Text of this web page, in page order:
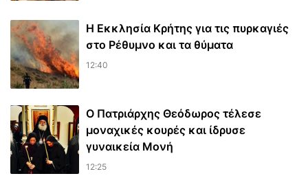
Η Εκκλησία Κρήτης για τις πυρκαγιές
στο Ρέθυμνο και τα θύματα
12:40
Ο Πατριάρχης Θεόδωρος τέλεσε
μοναχικές κουρές και ίδρυσε
γυναικεία Μονή
12:25